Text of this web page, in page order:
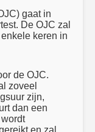
gaat in
De OJC zal
keren in
de OJC.
zoveel
zijn,
dan een
en zal